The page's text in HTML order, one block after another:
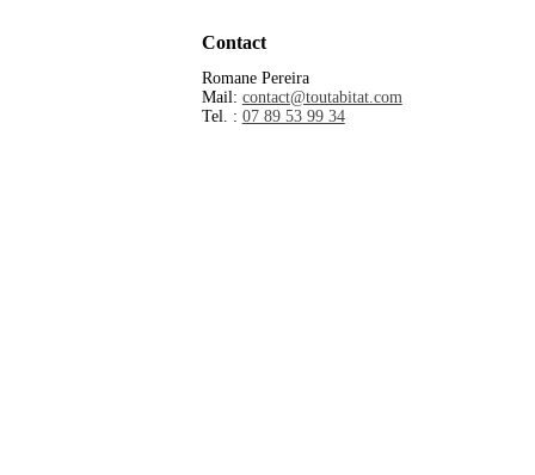
Contact
Romane Pereira
Mail: contact@toutabitat.com
Tel. : 07 89 53 99 34